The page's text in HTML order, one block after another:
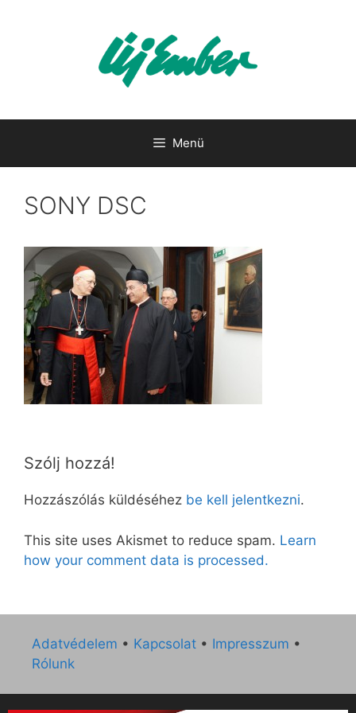
Menü
SONY DSC
Szólj hozzá!
Hozzászólás küldéséhez be kell jelentkezni.
This site uses Akismet to reduce spam. Learn
how your comment data is processed.
Adatvédelem • Kapcsolat • Impresszum •
Rólunk